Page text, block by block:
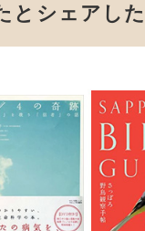
シェアし